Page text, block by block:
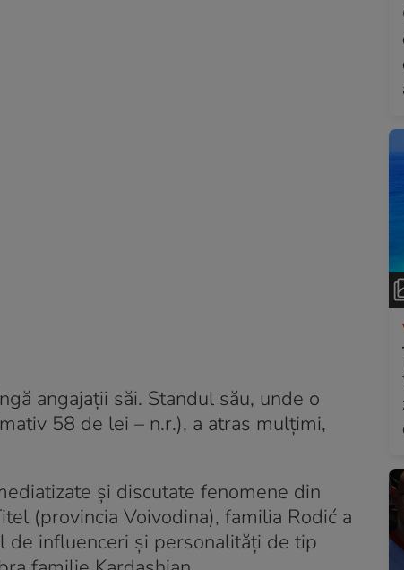
angajații săi. Standul său, unde o
58 de lei – n.r.), a atras mulțimi,
și discutate fenomene din
(provincia Voivodina), familia Rodić a
de influenceri și personalități de tip